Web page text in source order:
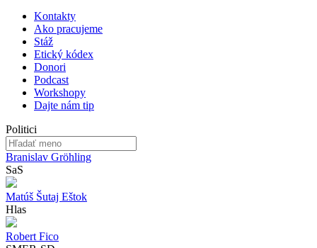
Kontakty
Ako pracujeme
Stáž
Etický kódex
Donori
Podcast
Workshopy
Dajte nám tip
Politici
Branislav Gröhling
SaS
Matúš Šutaj Eštok
Hlas
Robert Fico